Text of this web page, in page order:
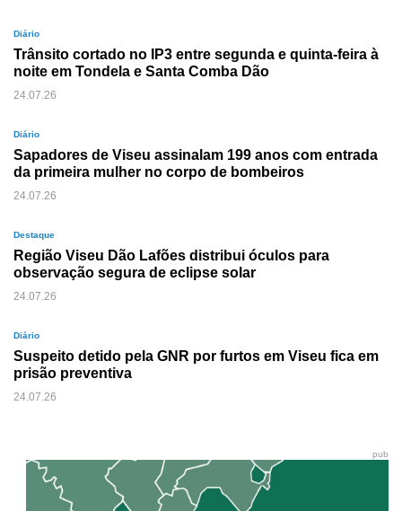
Diário
Trânsito cortado no IP3 entre segunda e quinta-feira à
noite em Tondela e Santa Comba Dão
24.07.26
Diário
Sapadores de Viseu assinalam 199 anos com entrada
da primeira mulher no corpo de bombeiros
24.07.26
Destaque
Região Viseu Dão Lafões distribui óculos para
observação segura de eclipse solar
24.07.26
Diário
Suspeito detido pela GNR por furtos em Viseu fica em
prisão preventiva
24.07.26
pub